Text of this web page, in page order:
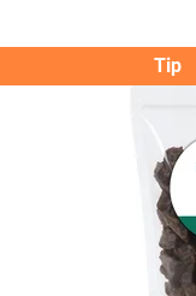
Tip
Tip
Tip
Novinka
Tip
Tip